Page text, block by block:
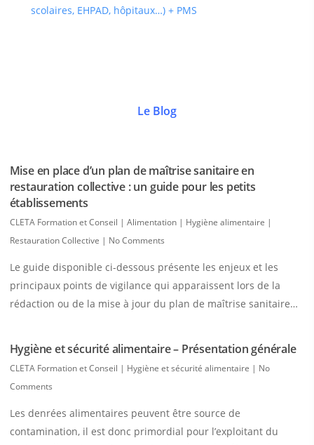
scolaires, EHPAD, hôpitaux…) + PMS
Le Blog
Mise en place d’un plan de maîtrise sanitaire en
restauration collective : un guide pour les petits
établissements
CLETA Formation et Conseil | Alimentation | Hygiène alimentaire |
Restauration Collective | No Comments
Le guide disponible ci-dessous présente les enjeux et les
principaux points de vigilance qui apparaissent lors de la
rédaction ou de la mise à jour du plan de maîtrise sanitaire…
Hygiène et sécurité alimentaire – Présentation générale
CLETA Formation et Conseil | Hygiène et sécurité alimentaire | No
Comments
Les denrées alimentaires peuvent être source de
contamination, il est donc primordial pour l’exploitant du